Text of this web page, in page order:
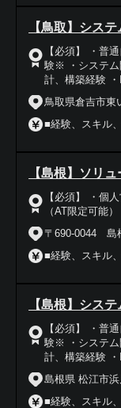
【鳥取】シス
【必須】 ・普
験※ ・システム
計、構築経験
鳥取県倉吉市東
■経験、スキル
【島根】ソリ
【必須】 ・個
（AT限定可能）
〒690-0044 島
■経験、スキル
【島根】シス
【必須】 ・普
験※ ・システム
計、構築経験
島根県 松江市
■経験、スキル